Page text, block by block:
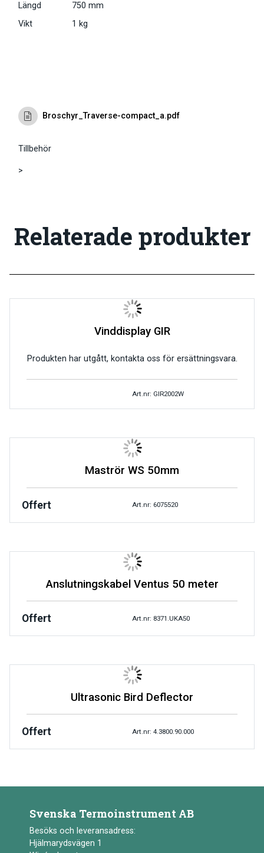
Längd
750 mm
Vikt
1 kg
Broschyr_Traverse-compact_a.pdf
Tillbehör
>
Relaterade produkter
Vinddisplay GIR
Produkten har utgått, kontakta oss för ersättningsvara.
Art.nr: GIR2002W
Maströr WS 50mm
Offert Art.nr: 6075520
Anslutningskabel Ventus 50 meter
Offert Art.nr: 8371.UKA50
Ultrasonic Bird Deflector
Offert Art.nr: 4.3800.90.000
Svenska Termoinstrument AB
Besöks och leveransadress:
Hjälmarydsvägen 1